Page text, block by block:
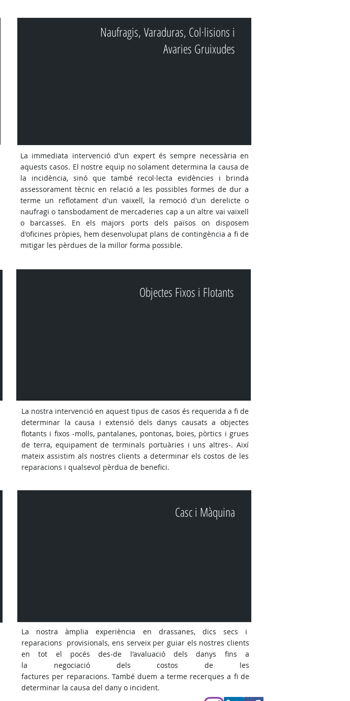
Naufragis, Varaduras, Col·lisions i
Avaries Gruixudes
La immediata intervenció d'un expert és sempre necessària en
aquests casos. El nostre equip no solament determina la causa de
la incidència, sinó que també recol·lecta evidències i brinda
assessorament tècnic en relació a les possibles formes de dur a
terme un reflotament d'un vaixell, la remoció d'un derelicte o
naufragi o tansbodament de mercaderies cap a un altre vai vaixell
o barcasses. En els majors ports dels països on disposem
d'oficines pròpies, hem desenvolupat plans de contingència a fi de
mitigar les pèrdues de la millor forma possible.
Objectes Fixos i Flotants
La nostra intervenció en aquest tipus de casos és requerida a fi de
determinar la causa i extensió dels danys causats a objectes
flotants i fixos -molls, pantalanes, pontonas, boies, pòrtics i grues
de terra, equipament de terminals portuàries i uns altres-. Així
mateix assistim als nostres clients a determinar els costos de les
reparacions i qualsevol pèrdua de benefici.
Casc i Màquina
La nostra àmplia experiència en drassanes, dics secs i
reparacions provisionals, ens serveix per guiar els nostres clients
en tot el pocés des-de l'avaluació dels danys fins a
la negociació dels costos de les
factures per reparacions. També duem a terme recerques a fi de
determinar la causa del dany o incident.